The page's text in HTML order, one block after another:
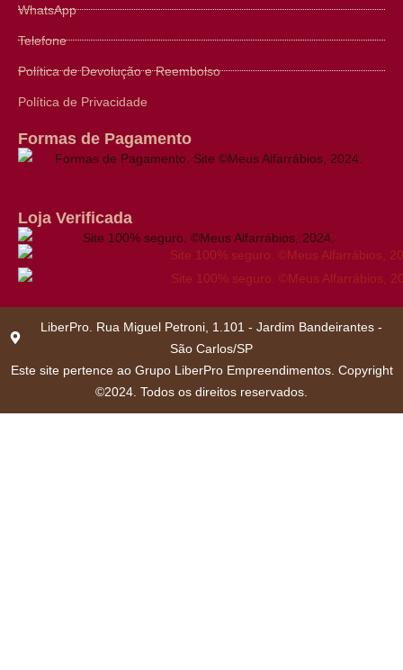
WhatsApp
Telefone
Política de Devolução e Reembolso
Política de Privacidade
Formas de Pagamento
Loja Verificada
LiberPro. Rua Miguel Petroni, 1.101 - Jardim Bandeirantes -
São Carlos/SP
Este site pertence ao Grupo LiberPro Empreendimentos. Copyright
©2024. Todos os direitos reservados.